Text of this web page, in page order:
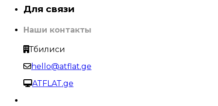
Для связи
Наши контакты
Тбилиси
hello@atflat.ge
ATFLAT.ge